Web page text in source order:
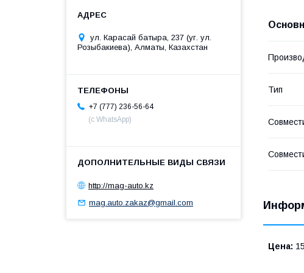
Тип
Цена:
ул. Карасай батыра, 237 (уг. ул.
Розыбакиева), Алматы, Казахстан
+7 (777) 236-56-64
(с WhatsApp)
http://mag-auto.kz
mag.auto.zakaz@gmail.com